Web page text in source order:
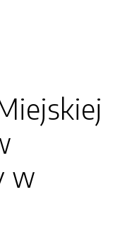
w